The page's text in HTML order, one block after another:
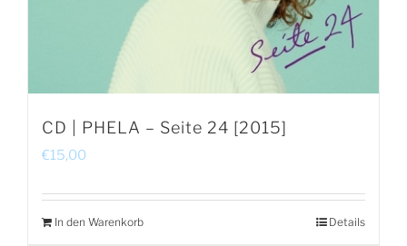
CD | PHELA – Seite 24 [2015]
€15,00
In den Warenkorb Details